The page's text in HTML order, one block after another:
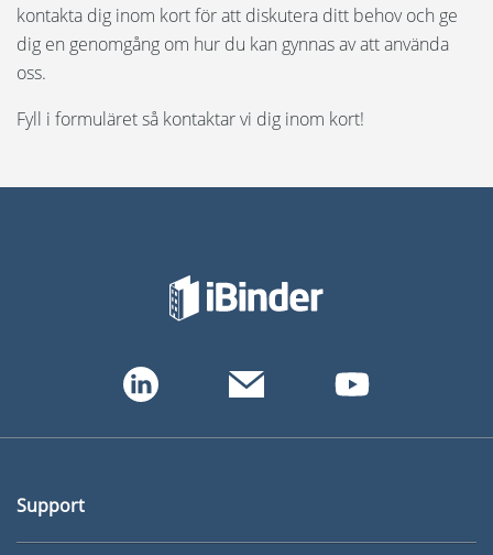
kontakta dig inom kort för att diskutera ditt behov och ge
dig en genomgång om hur du kan gynnas av att använda
oss.
Fyll i formuläret så kontaktar vi dig inom kort!
Support